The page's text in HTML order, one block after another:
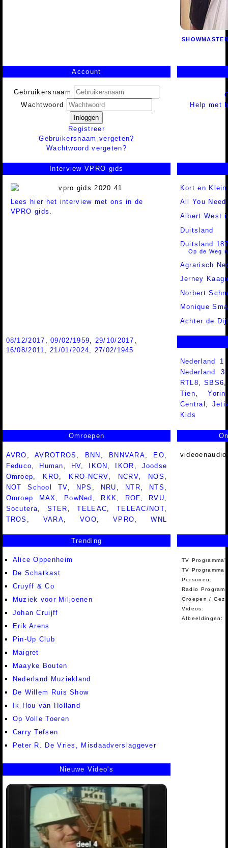
Account
Gebruikersnaam
Wachtwoord
Inloggen
Registreer
Gebruikersnaam vergeten?
Wachtwoord vergeten?
Help met
Interview VPRO gids
Lees hier het interview met ons in de
VPRO gids.
Kort en Klein
All You
Albert West
Duitsland
Duitsland
Op de Weg
Agrarisch
Jerney
Norbert
Monique
Achter de
08/12/2017 ,09/02/1959, 29/10/2017 ,
16/08/2011 ,21/01/2024, 27/02/1945
Nederland 1
Nederland
RTL8 ,SBS6
Tien ,Yorin
Central
Kids
Omroepen
AVRO ,AVROTROS , BNN , BNNVARA, EO,
Feduco, Human , HV, IKON , IKOR , Joodse
Omroep, KRO, KRO-NCRV, NCRV, NOS ,
NOT School TV, NPS , NRU , NTR, NTS ,
Omroep MAX, PowNed , RKK, ROF, RVU,
Socutera, STER ,TELEAC, TELEAC/NOT,
TROS , VARA,VOO,VPRO,WNL
Trending
Alice Oppenheim
De Schatkast
Cruyff & Co
Muziek voor Miljoenen
Johan Cruijff
Erik Arens
Pin-Up Club
Maigret
Maayke Bouten
Nederland Muziekland
De Willem Ruis Show
Ik Hou van Holland
Op Volle Toeren
Carry Tefsen
Peter R. De Vries, Misdaadverslaggever
TV
TV Programma
Personen:
Radio
Groepen /
Videos:
Afbeeldingen:
Nieuwe Video's